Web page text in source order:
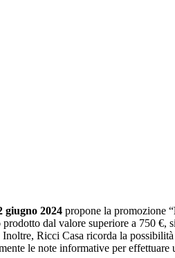
giugno 2024 propone la promozione “
dal valore superiore a 750
Inoltre, Ricci Casa ricorda la
le note informative per